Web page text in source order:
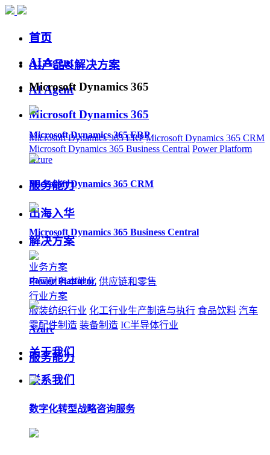
首页
AI Agent
Microsoft Dynamics 365
Microsoft Dynamics 365 ERP
Microsoft Dynamics 365 CRM
Microsoft Dynamics 365 Business Central
Power Platform
Azure
服务能力
数字化转型战略咨询服务
首页
AI产品&解决方案
AI Agent
Microsoft Dynamics 365
Microsoft Dynamics 365 ERP Microsoft Dynamics 365 CRM
Microsoft Dynamics 365 Business Central Power Platform
Azure
服务能力
出海入华
解决方案
业务方案
中国财务本地化 供应链和零售
行业方案
服装纺织行业 化工行业生产制造与执行 食品饮料 汽车
零配件制造 装备制造 IC半导体行业
关于我们
联系我们